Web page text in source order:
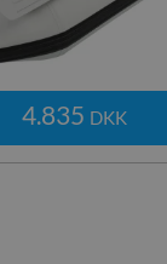
4.835 DKK